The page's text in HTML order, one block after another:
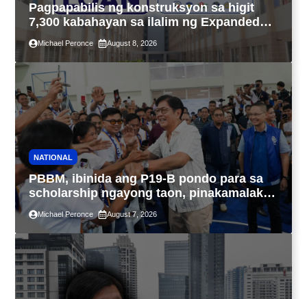
Pagpapabilis ng konstruksyon sa higit
7,300 kabahayan sa ilalim ng Expanded
4PH, posible na sa pagtutulungan ng Pag-
IBIG at P.A. Alvarez
Michael Peronce August 8, 2026
NATIONAL
PBBM, ibinida ang P19-B pondo para sa
scholarship ngayong taon, pinakamalaki
sa kasaysayan ng TESDA
Michael Peronce August 7, 2026